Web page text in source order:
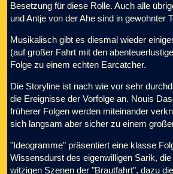
Besetzung für diese Rolle. Auch alle
und Antje von der Ahe sind in gewohnter
Musikalisch gibt es diesmal wieder
(auf großer Fahrt mit den
Folge zu einem echten Earcatcher.
Die Storyline ist nach wie vor sehr
die Ereignisse der Vorfolge an. Nouis
früherer Folgen werden miteinander
sich langsam aber sicher zu einem
"Ideogramme" präsentiert eine klasse
Wissensdurst des eigenwilligen Sarik,
witzigen Szenen der "Brautfahrt", dazu